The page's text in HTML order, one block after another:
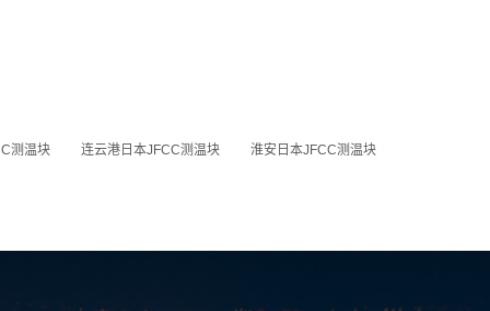
测温块 连云港日本JFCC测温块 淮安日本JFCC测温块